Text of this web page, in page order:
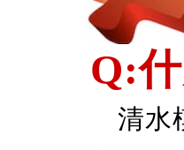
Q:
清水